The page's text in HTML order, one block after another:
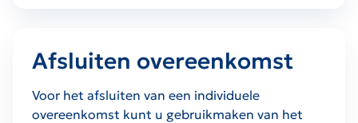
Afsluiten overeenkomst
Voor het afsluiten van een individuele
overeenkomst kunt u gebruikmaken van het